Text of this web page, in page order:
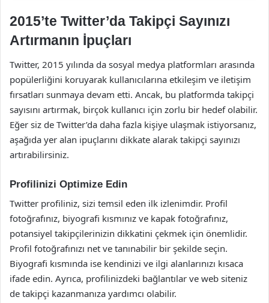
2015’te Twitter’da Takipçi Sayınızı
Artırmanın İpuçları
Twitter, 2015 yılında da sosyal medya platformları arasında
popülerliğini koruyarak kullanıcılarına etkileşim ve iletişim
fırsatları sunmaya devam etti. Ancak, bu platformda takipçi
sayısını artırmak, birçok kullanıcı için zorlu bir hedef olabilir.
Eğer siz de Twitter’da daha fazla kişiye ulaşmak istiyorsanız,
aşağıda yer alan ipuçlarını dikkate alarak takipçi sayınızı
artırabilirsiniz.
Profilinizi Optimize Edin
Twitter profiliniz, sizi temsil eden ilk izlenimdir. Profil
fotoğrafınız, biyografi kısmınız ve kapak fotoğrafınız,
potansiyel takipçilerinizin dikkatini çekmek için önemlidir.
Profil fotoğrafınızı net ve tanınabilir bir şekilde seçin.
Biyografi kısmında ise kendinizi ve ilgi alanlarınızı kısaca
ifade edin. Ayrıca, profilinizdeki bağlantılar ve web siteniz
de takipçi kazanmanıza yardımcı olabilir.